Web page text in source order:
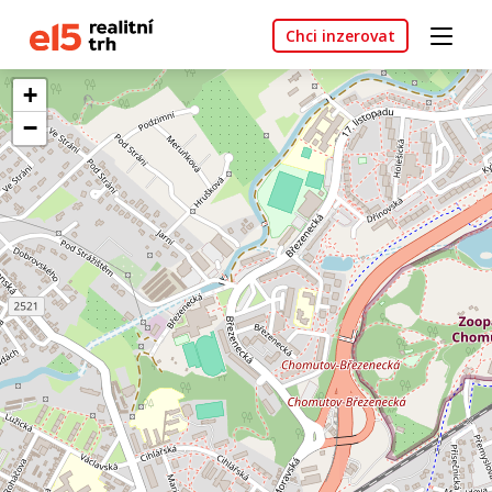
Chci inzerovat
+
−